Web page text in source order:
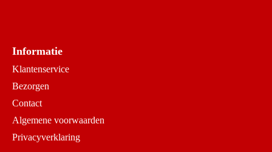
Informatie
Klantenservice
Bezorgen
Contact
Algemene voorwaarden
Privacyverklaring